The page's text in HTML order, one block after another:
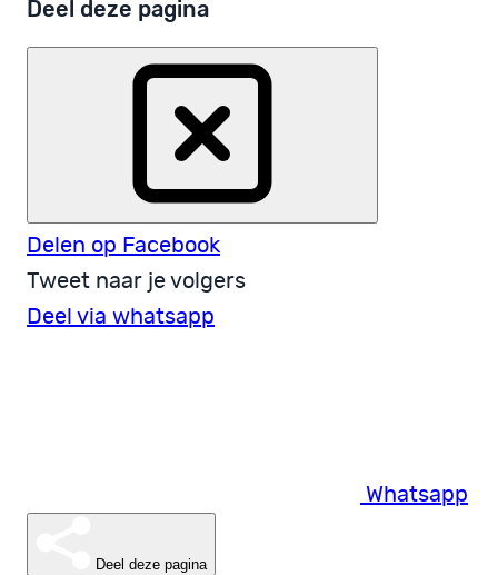
Deel deze pagina
Delen op Facebook
Tweet naar je volgers
Deel via whatsapp
Whatsapp
Deel deze pagina